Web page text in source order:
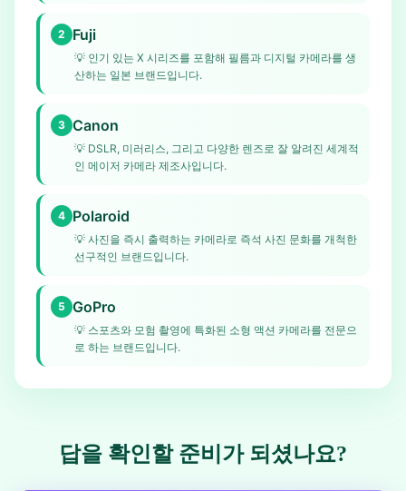
2 Fuji
💡 인기 있는 X 시리즈를 포함해 필름과 디지털 카메라를 생
산하는 일본 브랜드입니다.
3 Canon
💡 DSLR, 미러리스, 그리고 다양한 렌즈로 잘 알려진 세계적
인 메이저 카메라 제조사입니다.
4 Polaroid
💡 사진을 즉시 출력하는 카메라로 즉석 사진 문화를 개척한
선구적인 브랜드입니다.
5 GoPro
💡 스포츠와 모험 촬영에 특화된 소형 액션 카메라를 전문으
로 하는 브랜드입니다.
답을 확인할 준비가 되셨나요?